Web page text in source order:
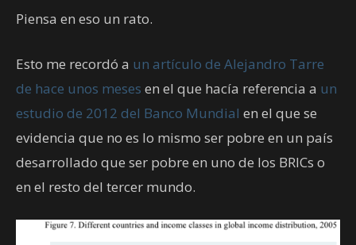
Piensa en eso un rato.
Esto me recordó a un artículo de Alejandro Tarre
de hace unos meses en el que hacía referencia a un
estudio de 2012 del Banco Mundial en el que se
evidencia que no es lo mismo ser pobre en un país
desarrollado que ser pobre en uno de los BRICs o
en el resto del tercer mundo.